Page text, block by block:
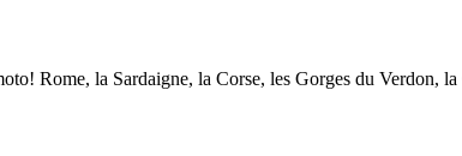
Rome, la Sardaigne, la Corse, les Gorges du